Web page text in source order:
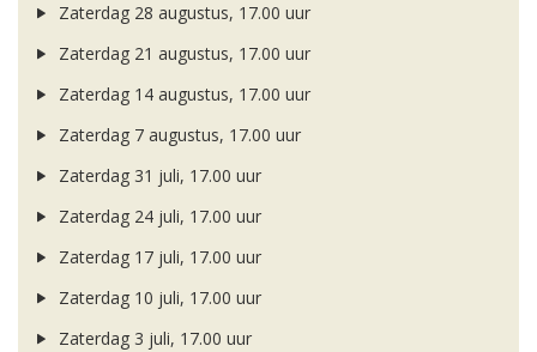
Zaterdag 28 augustus, 17.00 uur
Zaterdag 21 augustus, 17.00 uur
Zaterdag 14 augustus, 17.00 uur
Zaterdag 7 augustus, 17.00 uur
Zaterdag 31 juli, 17.00 uur
Zaterdag 24 juli, 17.00 uur
Zaterdag 17 juli, 17.00 uur
Zaterdag 10 juli, 17.00 uur
Zaterdag 3 juli, 17.00 uur